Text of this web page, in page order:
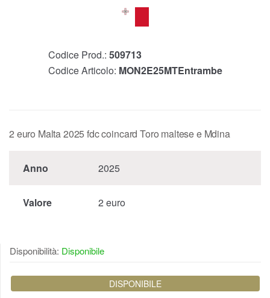
Codice Prod.: 509713
Codice Articolo: MON2E25MTEntrambe
2 euro Malta 2025 fdc coincard Toro maltese e Mdina
Anno 2025
Valore 2 euro
Disponibilità: Disponibile
DISPONIBILE